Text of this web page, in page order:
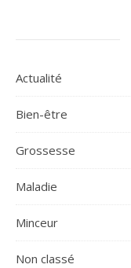
Actualité
Bien-être
Grossesse
Maladie
Minceur
Non classé